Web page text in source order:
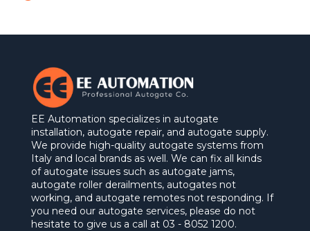
EE Automation specializes in autogate
installation, autogate repair, and autogate supply.
We provide high-quality autogate systems from
Italy and local brands as well. We can fix all kinds
of autogate issues such as autogate jams,
autogate roller derailments, autogates not
working, and autogate remotes not responding. If
you need our autogate services, please do not
hesitate to give us a call at 03 - 8052 1200.